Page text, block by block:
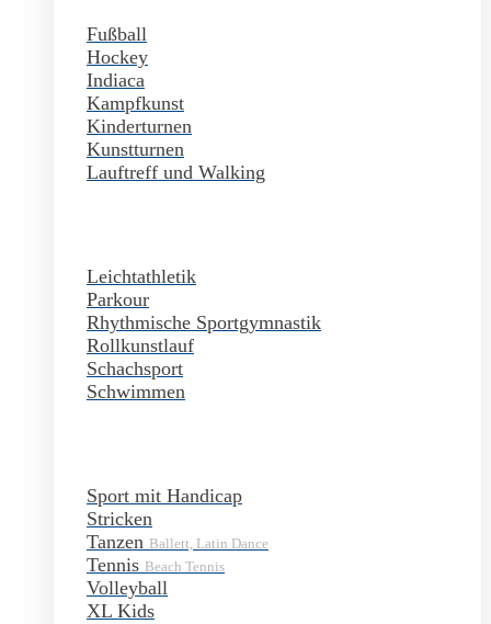
Fußball
Hockey
Indiaca
Kampfkunst
Kinderturnen
Kunstturnen
Lauftreff und Walking
Leichtathletik
Parkour
Rhythmische Sportgymnastik
Rollkunstlauf
Schachsport
Schwimmen
Sport mit Handicap
Stricken
Tanzen Ballett, Latin Dance
Tennis Beach Tennis
Volleyball
XL Kids